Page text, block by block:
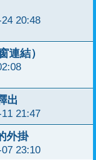
20:48
連結）
出
21:47
外掛
23:10